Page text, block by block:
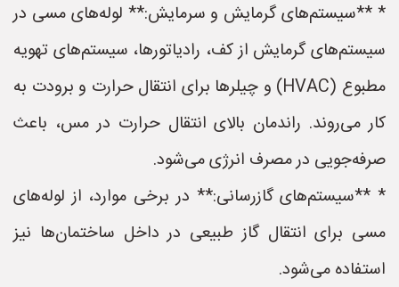
* **سیستم‌های گرمایش و سرمایش:** لوله‌های مسی در
سیستم‌های گرمایش از کف، رادیاتورها، سیستم‌های تهویه
مطبوع (HVAC) و چیلرها برای انتقال حرارت و برودت به
کار می‌روند. راندمان بالای انتقال حرارت در مس، باعث
صرفه‌جویی در مصرف انرژی می‌شود.
* **سیستم‌های گازرسانی:** در برخی موارد، از لوله‌های
مسی برای انتقال گاز طبیعی در داخل ساختمان‌ها نیز
استفاده می‌شود.